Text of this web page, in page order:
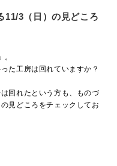
11/3（日）の見どころ
。
た工房は回れていますか？
回れたという方も、ものづ
見どころをチェックしてお